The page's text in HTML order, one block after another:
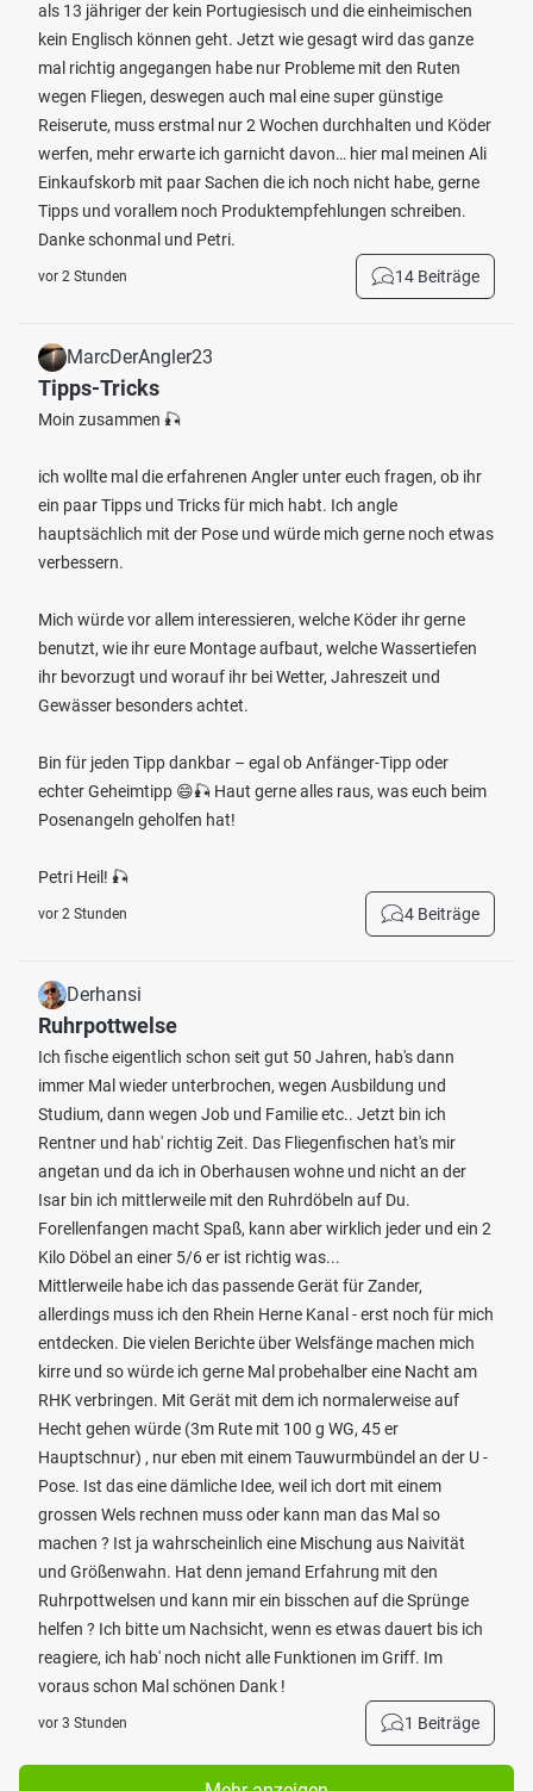
als 13 jähriger der kein Portugiesisch und die einheimischen
kein Englisch können geht. Jetzt wie gesagt wird das ganze
mal richtig angegangen habe nur Probleme mit den Ruten
wegen Fliegen, deswegen auch mal eine super günstige
Reiserute, muss erstmal nur 2 Wochen durchhalten und Köder
werfen, mehr erwarte ich garnicht davon… hier mal meinen Ali
Einkaufskorb mit paar Sachen die ich noch nicht habe, gerne
Tipps und vorallem noch Produktempfehlungen schreiben.
Danke schonmal und Petri.
vor 2 Stunden 14 Beiträge
MarcDerAngler23
Tipps-Tricks
Moin zusammen 🎣
ich wollte mal die erfahrenen Angler unter euch fragen, ob ihr
ein paar Tipps und Tricks für mich habt. Ich angle
hauptsächlich mit der Pose und würde mich gerne noch etwas
verbessern.
Mich würde vor allem interessieren, welche Köder ihr gerne
benutzt, wie ihr eure Montage aufbaut, welche Wassertiefen
ihr bevorzugt und worauf ihr bei Wetter, Jahreszeit und
Gewässer besonders achtet.
Bin für jeden Tipp dankbar – egal ob Anfänger-Tipp oder
echter Geheimtipp 😄🎣 Haut gerne alles raus, was euch beim
Posenangeln geholfen hat!
Petri Heil! 🎣
vor 2 Stunden 4 Beiträge
Derhansi
Ruhrpottwelse
Ich fische eigentlich schon seit gut 50 Jahren, hab's dann
immer Mal wieder unterbrochen, wegen Ausbildung und
Studium, dann wegen Job und Familie etc.. Jetzt bin ich
Rentner und hab' richtig Zeit. Das Fliegenfischen hat's mir
angetan und da ich in Oberhausen wohne und nicht an der
Isar bin ich mittlerweile mit den Ruhrdöbeln auf Du.
Forellenfangen macht Spaß, kann aber wirklich jeder und ein 2
Kilo Döbel an einer 5/6 er ist richtig was...
Mittlerweile habe ich das passende Gerät für Zander,
allerdings muss ich den Rhein Herne Kanal - erst noch für mich
entdecken. Die vielen Berichte über Welsfänge machen mich
kirre und so würde ich gerne Mal probehalber eine Nacht am
RHK verbringen. Mit Gerät mit dem ich normalerweise auf
Hecht gehen würde (3m Rute mit 100 g WG, 45 er
Hauptschnur) , nur eben mit einem Tauwurmbündel an der U -
Pose. Ist das eine dämliche Idee, weil ich dort mit einem
grossen Wels rechnen muss oder kann man das Mal so
machen ? Ist ja wahrscheinlich eine Mischung aus Naivität
und Größenwahn. Hat denn jemand Erfahrung mit den
Ruhrpottwelsen und kann mir ein bisschen auf die Sprünge
helfen ? Ich bitte um Nachsicht, wenn es etwas dauert bis ich
reagiere, ich hab' noch nicht alle Funktionen im Griff. Im
voraus schon Mal schönen Dank !
vor 3 Stunden 1 Beiträge